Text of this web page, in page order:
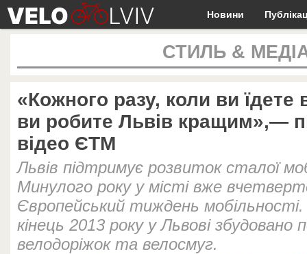
Новини
СТИЛЬ &
«Кожного разу, коли ви
ви робите Львів кращим»,—
відео ЄТМ
Львів підтримує розвиток сталої
Минулого року у місті вже
Європейський тиждень
кінець 2013 року у Львові збудовано
велодоріжок та велосмуг.